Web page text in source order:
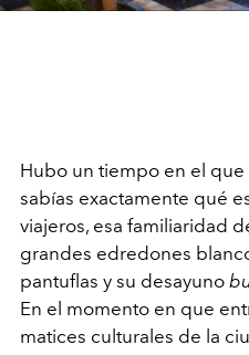
Hubo un tiempo en el
sabías exactamente qué
viajeros, esa familiaridad
grandes edredones
pantuflas y su desayuno
En el momento en que
matices culturales de la